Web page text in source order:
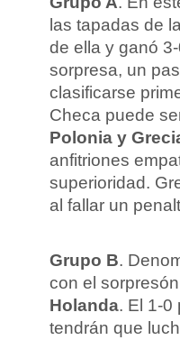
las tapadas de
de ella y ganó
sorpresa, un
clasificarse
Checa puede
Polonia y
anfitriones
superioridad.
al fallar un
Grupo B.
con el
Holanda. El 1-0
tendrán que